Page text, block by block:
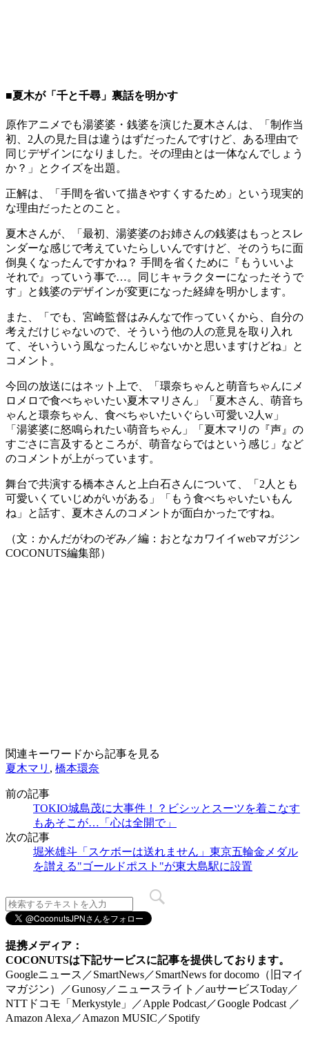
■夏木が「千と千尋」裏話を明かす
原作アニメでも湯婆婆・銭婆を演じた夏木さんは、「制作当
初、2人の見た目は違うはずだったんですけど、ある理由で
同じデザインになりました。その理由とは一体なんでしょう
か？」とクイズを出題。
正解は、「手間を省いて描きやすくするため」という現実的
な理由だったとのこと。
夏木さんが、「最初、湯婆婆のお姉さんの銭婆はもっとスレ
ンダーな感じで考えていたらしいんですけど、そのうちに面
倒臭くなったんですかね？ 手間を省くために『もういいよ
それで』っていう事で…。同じキャラクターになったそうで
す」と銭婆のデザインが変更になった経緯を明かします。
また、「でも、宮崎監督はみんなで作っていくから、自分の
考えだけじゃないので、そういう他の人の意見を取り入れ
て、そいういう風なったんじゃないかと思いますけどね」と
コメント。
今回の放送にはネット上で、「環奈ちゃんと萌音ちゃんにメ
ロメロで食べちゃいたい夏木マリさん」「夏木さん、萌音ち
ゃんと環奈ちゃん、食べちゃいたいぐらい可愛い2人w」
「湯婆婆に怒鳴られたい萌音ちゃん」「夏木マリの『声』の
すごさに言及するところが、萌音ならではという感じ」など
のコメントが上がっています。
舞台で共演する橋本さんと上白石さんについて、「2人とも
可愛いくていじめがいがある」「もう食べちゃいたいもん
ね」と話す、夏木さんのコメントが面白かったですね。
（文：かんだがわのぞみ／編：おとなカワイイwebマガジン
COCONUTS編集部）
関連キーワードから記事を見る
夏木マリ , 橋本環奈
前の記事
TOKIO城島茂に大事件！？ビシッとスーツを着こなす
もあそこが…「心は全開で」
次の記事
堀米雄斗「スケボーは送れません」東京五輪金メダル
を讃える"ゴールドポスト"が東大島駅に設置
提携メディア：
COCONUTSは下記サービスに記事を提供しております。
Googleニュース／SmartNews／SmartNews for docomo（旧マイ
マガジン）／Gunosy／ニュースライト／auサービスToday／
NTTドコモ「Merkystyle」／Apple Podcast／Google Podcast ／
Amazon Alexa／Amazon MUSIC／Spotify